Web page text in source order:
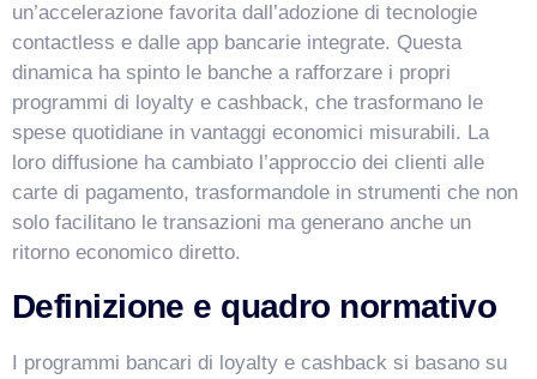
un’accelerazione favorita dall’adozione di tecnologie
contactless e dalle app bancarie integrate. Questa
dinamica ha spinto le banche a rafforzare i propri
programmi di loyalty e cashback, che trasformano le
spese quotidiane in vantaggi economici misurabili. La
loro diffusione ha cambiato l’approccio dei clienti alle
carte di pagamento, trasformandole in strumenti che non
solo facilitano le transazioni ma generano anche un
ritorno economico diretto.
Definizione e quadro normativo
I programmi bancari di loyalty e cashback si basano su
VismarChat AI Agent
Salve! Sono VismarChat, l'agente AI di Vismarcorp. In
cosa possiamo esserti utile?